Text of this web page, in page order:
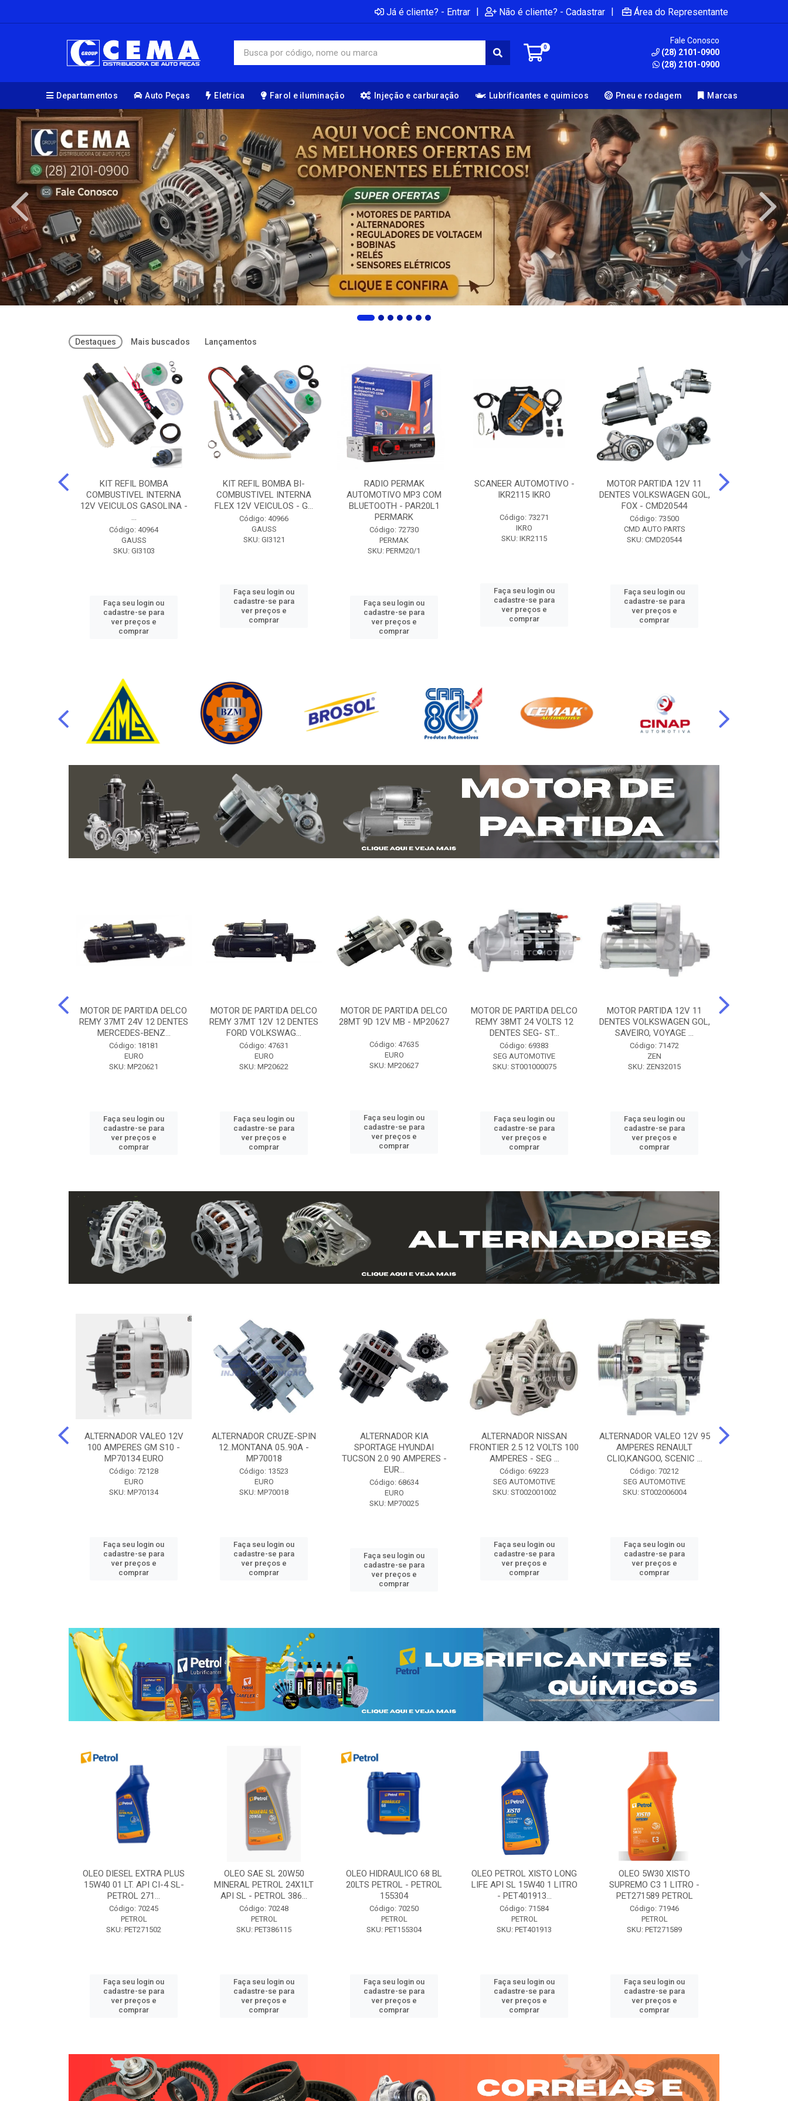
Já é cliente? - Entrar | Não é cliente? - Cadastrar | Área do Representante
0
Fale Conosco
(28) 2101-0900
(28) 2101-0900
Departamentos Auto Peças Eletrica Farol e iluminação Injeção e carburação Lubrificantes e quimicos Pneu e rodagem Marcas
Destaques Mais buscados Lançamentos
KIT REFIL BOMBA
COMBUSTIVEL INTERNA
12V VEICULOS GASOLINA -
...
Código: 40964
GAUSS
SKU: GI3103
Faça seu login ou
cadastre-se para
ver preços e
comprar
KIT REFIL BOMBA BI-
COMBUSTIVEL INTERNA
FLEX 12V VEICULOS - G...
Código: 40966
GAUSS
SKU: GI3121
Faça seu login ou
cadastre-se para
ver preços e
comprar
RADIO PERMAK
AUTOMOTIVO MP3 COM
BLUETOOTH - PAR20L1
PERMARK
Código: 72730
PERMAK
SKU: PERM20/1
Faça seu login ou
cadastre-se para
ver preços e
comprar
SCANEER AUTOMOTIVO -
IKR2115 IKRO
Código: 73271
IKRO
SKU: IKR2115
Faça seu login ou
cadastre-se para
ver preços e
comprar
MOTOR PARTIDA 12V 11
DENTES VOLKSWAGEN GOL,
FOX - CMD20544
Código: 73500
CMD AUTO PARTS
SKU: CMD20544
Faça seu login ou
cadastre-se para
ver preços e
comprar
MOTOR DE PARTIDA DELCO
REMY 37MT 24V 12 DENTES
MERCEDES-BENZ...
Código: 18181
EURO
SKU: MP20621
Faça seu login ou
cadastre-se para
ver preços e
comprar
MOTOR DE PARTIDA DELCO
REMY 37MT 12V 12 DENTES
FORD VOLKSWAG...
Código: 47631
EURO
SKU: MP20622
Faça seu login ou
cadastre-se para
ver preços e
comprar
MOTOR DE PARTIDA DELCO
28MT 9D 12V MB - MP20627
Código: 47635
EURO
SKU: MP20627
Faça seu login ou
cadastre-se para
ver preços e
comprar
MOTOR DE PARTIDA DELCO
REMY 38MT 24 VOLTS 12
DENTES SEG- ST...
Código: 69383
SEG AUTOMOTIVE
SKU: ST001000075
Faça seu login ou
cadastre-se para
ver preços e
comprar
MOTOR PARTIDA 12V 11
DENTES VOLKSWAGEN GOL,
SAVEIRO, VOYAGE ...
Código: 71472
ZEN
SKU: ZEN32015
Faça seu login ou
cadastre-se para
ver preços e
comprar
ALTERNADOR VALEO 12V
100 AMPERES GM S10 -
MP70134 EURO
Código: 72128
EURO
SKU: MP70134
Faça seu login ou
cadastre-se para
ver preços e
comprar
ALTERNADOR CRUZE-SPIN
12..MONTANA 05..90A -
MP70018
Código: 13523
EURO
SKU: MP70018
Faça seu login ou
cadastre-se para
ver preços e
comprar
ALTERNADOR KIA
SPORTAGE HYUNDAI
TUCSON 2.0 90 AMPERES -
EUR...
Código: 68634
EURO
SKU: MP70025
Faça seu login ou
cadastre-se para
ver preços e
comprar
ALTERNADOR NISSAN
FRONTIER 2.5 12 VOLTS 100
AMPERES - SEG ...
Código: 69223
SEG AUTOMOTIVE
SKU: ST002001002
Faça seu login ou
cadastre-se para
ver preços e
comprar
ALTERNADOR VALEO 12V 95
AMPERES RENAULT
CLIO,KANGOO, SCENIC ...
Código: 70212
SEG AUTOMOTIVE
SKU: ST002006004
Faça seu login ou
cadastre-se para
ver preços e
comprar
OLEO DIESEL EXTRA PLUS
15W40 01 LT. API CI-4 SL-
PETROL 271...
Código: 70245
PETROL
SKU: PET271502
Faça seu login ou
cadastre-se para
ver preços e
comprar
OLEO SAE SL 20W50
MINERAL PETROL 24X1LT
API SL - PETROL 386...
Código: 70248
PETROL
SKU: PET386115
Faça seu login ou
cadastre-se para
ver preços e
comprar
OLEO HIDRAULICO 68 BL
20LTS PETROL - PETROL
155304
Código: 70250
PETROL
SKU: PET155304
Faça seu login ou
cadastre-se para
ver preços e
comprar
OLEO PETROL XISTO LONG
LIFE API SL 15W40 1 LITRO
- PET401913...
Código: 71584
PETROL
SKU: PET401913
Faça seu login ou
cadastre-se para
ver preços e
comprar
OLEO 5W30 XISTO
SUPREMO C3 1 LITRO -
PET271589 PETROL
Código: 71946
PETROL
SKU: PET271589
Faça seu login ou
cadastre-se para
ver preços e
comprar